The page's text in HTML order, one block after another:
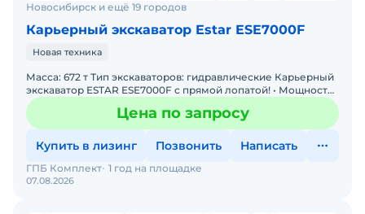
Новосибирск и ещё 19 городов
Карьерный экскаватор Estar ESE7000F
Новая техника
Масса: 672 т Тип экскаваторов: гидравлические Карьерный
экскаватор ESTAR ESE7000F с прямой лопатой! • Мощность:
Двигатель 2 х 1 193 кВт • Производительность
Цена по запросу
Купить в лизинг Позвонить Написать
07.08.2026
ГПБ Комплект 1 год на площадке